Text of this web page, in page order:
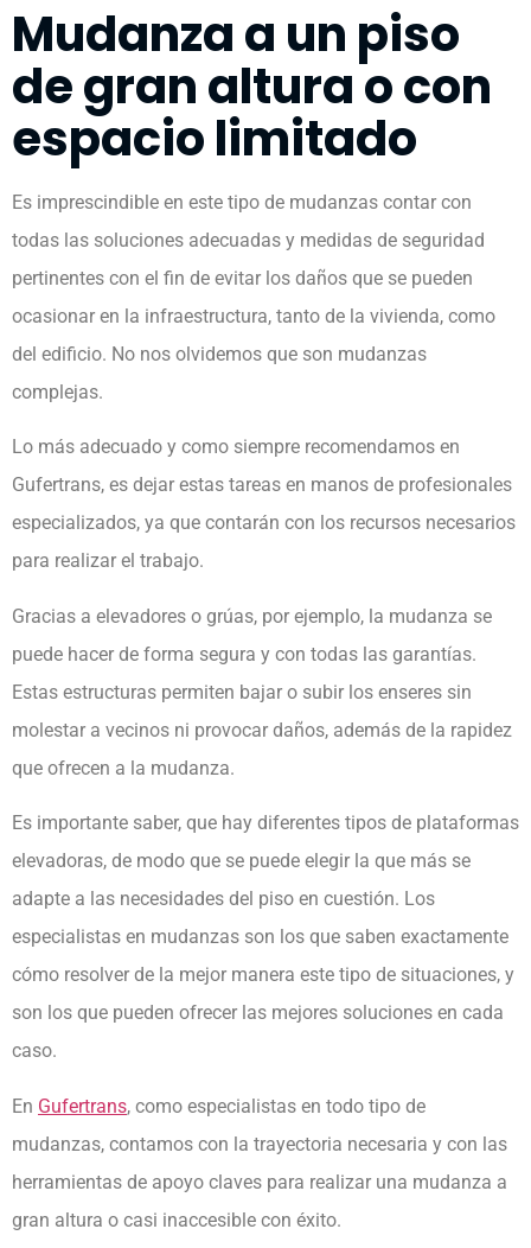
Mudanza a un piso
de gran altura o con
espacio limitado
Es imprescindible en este tipo de mudanzas contar con
todas las soluciones adecuadas y medidas de seguridad
pertinentes con el fin de evitar los daños que se pueden
ocasionar en la infraestructura, tanto de la vivienda, como
del edificio. No nos olvidemos que son mudanzas
complejas.
Lo más adecuado y como siempre recomendamos en
Gufertrans, es dejar estas tareas en manos de profesionales
especializados, ya que contarán con los recursos necesarios
para realizar el trabajo.
Gracias a elevadores o grúas, por ejemplo, la mudanza se
puede hacer de forma segura y con todas las garantías.
Estas estructuras permiten bajar o subir los enseres sin
molestar a vecinos ni provocar daños, además de la rapidez
que ofrecen a la mudanza.
Es importante saber, que hay diferentes tipos de plataformas
elevadoras, de modo que se puede elegir la que más se
adapte a las necesidades del piso en cuestión. Los
especialistas en mudanzas son los que saben exactamente
cómo resolver de la mejor manera este tipo de situaciones, y
son los que pueden ofrecer las mejores soluciones en cada
caso.
En Gufertrans, como especialistas en todo tipo de
mudanzas, contamos con la trayectoria necesaria y con las
herramientas de apoyo claves para realizar una mudanza a
gran altura o casi inaccesible con éxito.